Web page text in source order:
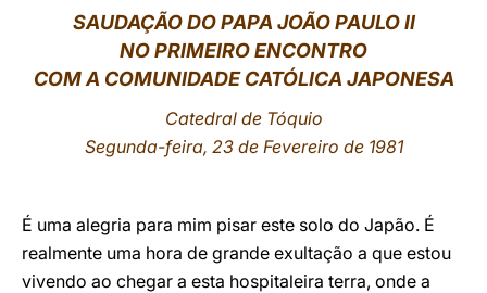
SAUDAÇÃODO PAPA JOÃO PAULO II
NO PRIMEIRO ENCONTRO
COM A COMUNIDADE CATÓLICA JAPONESA
Catedral de Tóquio
Segunda-feira, 23 de Fevereiro de 1981
É uma alegria para mim pisar este solo do Japão. É
realmente uma hora de grande exultação a que estou
vivendo ao chegar a esta hospitaleira terra, onde a